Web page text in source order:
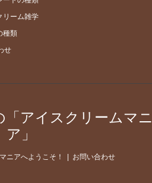
リーム雑学
種類
せ
「アイスクリームマニ
ア」
ニアへようこそ！ お問い合わせ